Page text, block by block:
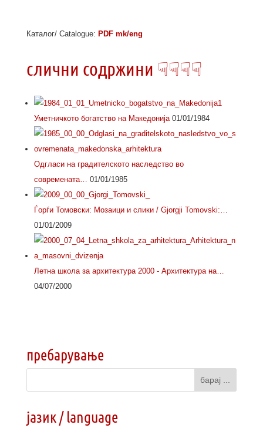
Каталог/ Catalogue: PDF mk/eng
слични содржини ☟☟☟☟
Уметничкото богатство на Македонија01/01/1984
Одгласи на градителското наследство во
современата… 01/01/1985
Ѓорѓи Томовски: Мозаици и слики / Gjorgji Tomovski:…
01/01/2009
Летна школа за архитектура 2000 - Архитектура на…
04/07/2000
пребарување
јазик / language